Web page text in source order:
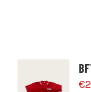
€